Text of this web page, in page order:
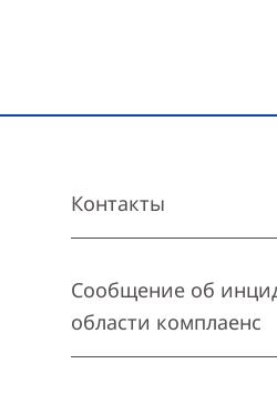
Контакты
Сообщение об
области комплаенс